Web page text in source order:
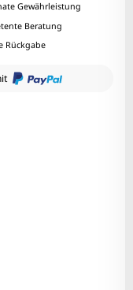
Gewährleistung
Beratung
Rückgabe